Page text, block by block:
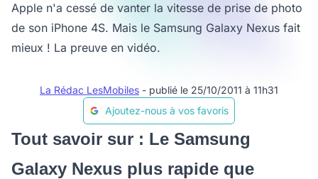
Apple n'a cessé de vanter la vitesse de prise de photo
de son iPhone 4S. Mais le Samsung Galaxy Nexus fait
mieux ! La preuve en vidéo.
La Rédac LesMobiles - publié le 25/10/2011 à 11h31
Ajoutez-nous à vos favoris
Tout savoir sur : Le Samsung
Galaxy Nexus plus rapide que